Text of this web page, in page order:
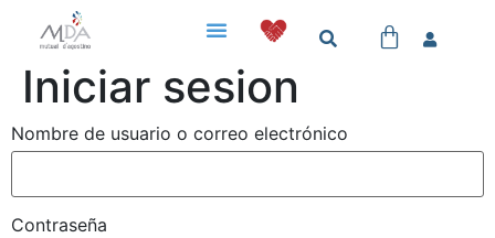
Iniciar sesion
Nombre de usuario o correo electrónico
Contraseña